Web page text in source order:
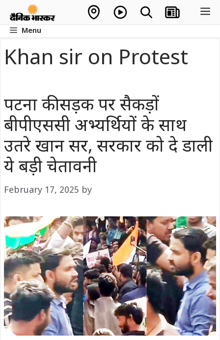
contentMenu
Khan sir on Protest
पटना की सड़क पर सैकड़ों
बीपीएससी अभ्यर्थियों के साथ
उतरे खान सर, सरकार को दे डाली
ये बड़ी चेतावनी
February 17, 2025 by